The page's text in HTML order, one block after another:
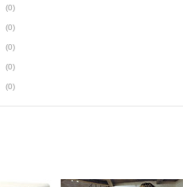
(0)
(0)
(0)
(0)
(0)